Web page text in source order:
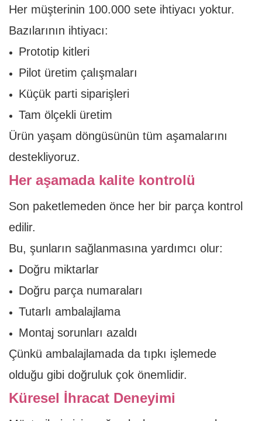
Her müşterinin 100.000 sete ihtiyacı yoktur.
Bazılarının ihtiyacı:
Prototip kitleri
Pilot üretim çalışmaları
Küçük parti siparişleri
Tam ölçekli üretim
Ürün yaşam döngüsünün tüm aşamalarını
destekliyoruz.
Her aşamada kalite kontrolü
Son paketlemeden önce her bir parça kontrol
edilir.
Bu, şunların sağlanmasına yardımcı olur:
Doğru miktarlar
Doğru parça numaraları
Tutarlı ambalajlama
Montaj sorunları azaldı
Çünkü ambalajlamada da tıpkı işlemede
olduğu gibi doğruluk çok önemlidir.
Küresel İhracat Deneyimi